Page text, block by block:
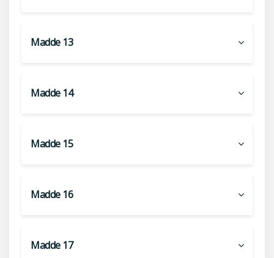
Madde 13
Madde 14
Madde 15
Madde 16
Madde 17